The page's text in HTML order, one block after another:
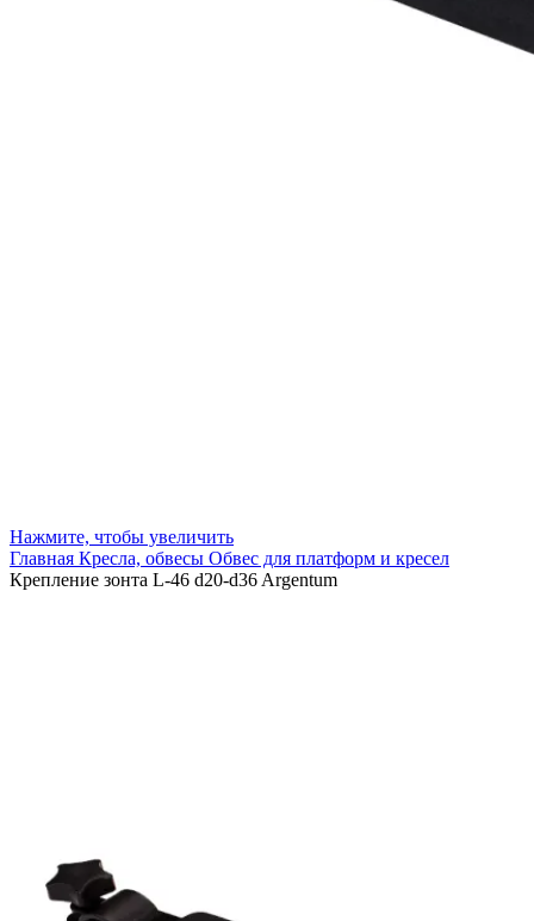
Нажмите, чтобы увеличить
Главная Кресла, обвесы Обвес для платформ и кресел
Крепление зонта L-46 d20-d36 Argentum